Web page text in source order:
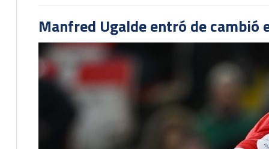
Manfred Ugalde entró de cambió